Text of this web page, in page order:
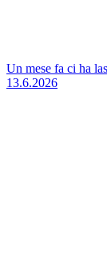
Un mese fa ci ha
13.6.2026